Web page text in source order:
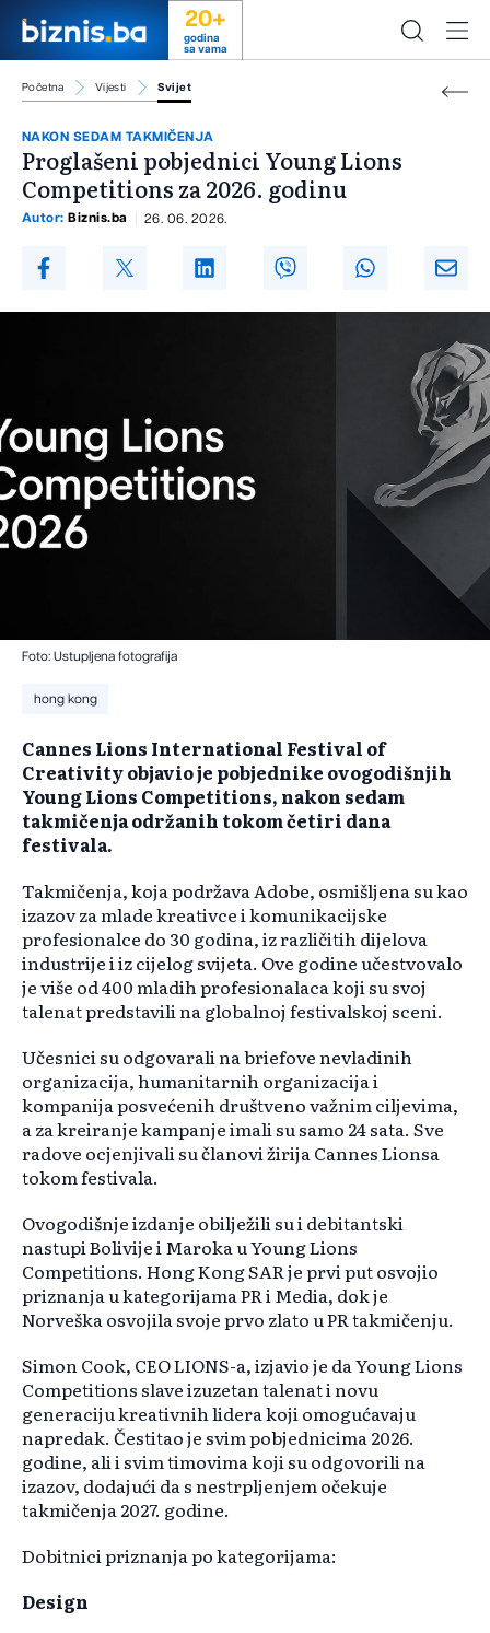
20+
godina
sa vama
Početna Vijesti Svijet
NAKON SEDAM TAKMIČENJA
Proglašeni pobjednici Young Lions
Competitions za 2026. godinu
Autor: Biznis.ba 26. 06. 2026.
Foto: Ustupljena fotografija
hong kong
Cannes Lions International Festival of
Creativity objavio je pobjednike ovogodišnjih
Young Lions Competitions, nakon sedam
takmičenja održanih tokom četiri dana
festivala.
Takmičenja, koja podržava Adobe, osmišljena su kao
izazov za mlade kreativce i komunikacijske
profesionalce do 30 godina, iz različitih dijelova
industrije i iz cijelog svijeta. Ove godine učestvovalo
je više od 400 mladih profesionalaca koji su svoj
talenat predstavili na globalnoj festivalskoj sceni.
Učesnici su odgovarali na briefove nevladinih
organizacija, humanitarnih organizacija i
kompanija posvećenih društveno važnim ciljevima,
a za kreiranje kampanje imali su samo 24 sata. Sve
radove ocjenjivali su članovi žirija Cannes Lionsa
tokom festivala.
Ovogodišnje izdanje obilježili su i debitantski
nastupi Bolivije i Maroka u Young Lions
Competitions. Hong Kong SAR je prvi put osvojio
priznanja u kategorijama PR i Media, dok je
Norveška osvojila svoje prvo zlato u PR takmičenju.
Simon Cook, CEO LIONS-a, izjavio je da Young Lions
Competitions slave izuzetan talenat i novu
generaciju kreativnih lidera koji omogućavaju
napredak. Čestitao je svim pobjednicima 2026.
godine, ali i svim timovima koji su odgovorili na
izazov, dodajući da s nestrpljenjem očekuje
takmičenja 2027. godine.
Dobitnici priznanja po kategorijama:
Design